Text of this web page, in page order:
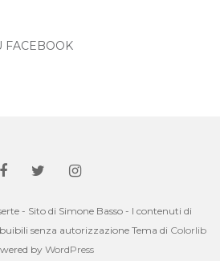
FACEBOOK
- Sito di Simone Basso - I contenuti di
senza autorizzazione Tema di Colorlib
byWordPress